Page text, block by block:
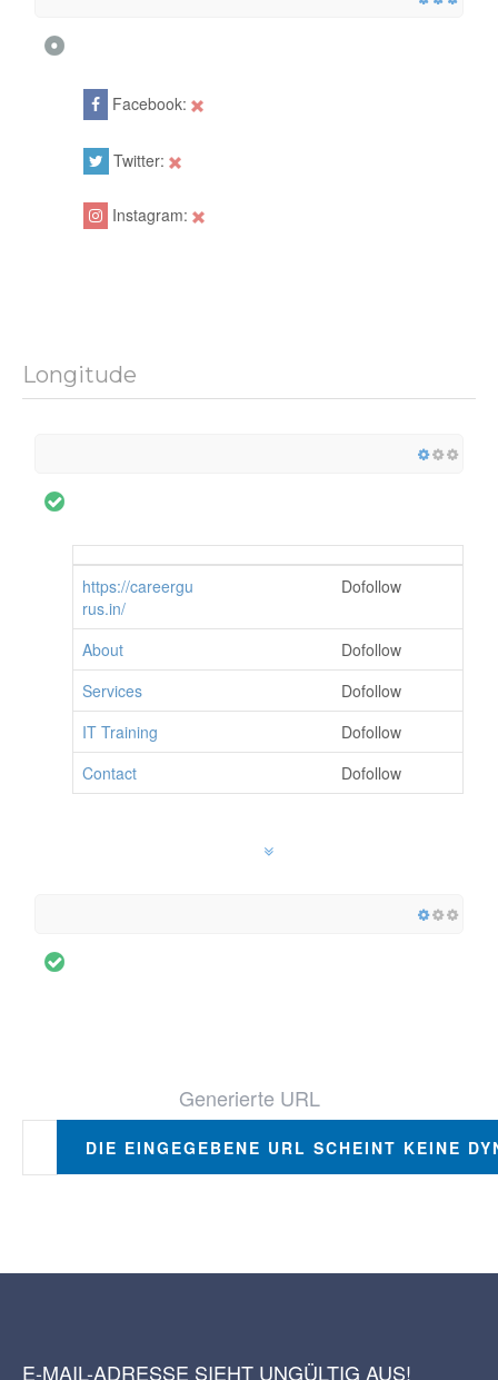
Facebook:
Twitter:
Instagram:
Longitude
https://careergu
rus.in/
Dofollow
About
Dofollow
Services
Dofollow
IT Training
Dofollow
Contact
Dofollow
Generierte URL
DIE EINGEGEBENE URL SCHEINT KEINE
E-MAIL-ADRESSE SIEHT UNGÜLTIG AUS!